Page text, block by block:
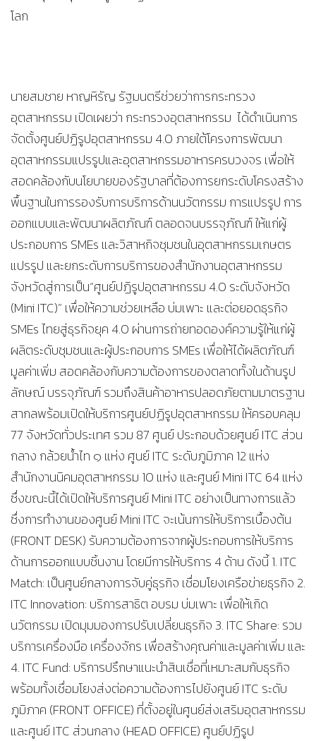
โลก
นายสมชาย หาญหิรัญ รัฐมนตรีช่วยว่าการกระทรวง
อุตสาหกรรม เปิดเผยว่า กระทรวงอุตสาหกรรม ได้ดำเนินการ
จัดตั้งศูนย์ปฏิรูปอุตสาหกรรม 4.0 ภายใต้โครงการพัฒนา
อุตสาหกรรมแปรรูปและอุตสาหกรรมอาหารครบวงจร เพื่อให้
สอดคล้องกับนโยบายของรัฐบาลที่ต้องการยกระดับโครงสร้าง
พื้นฐานในการรองรับการบริการด้านนวัตกรรม การแปรรูป การ
ออกแบบและพัฒนาผลิตภัณฑ์ ตลอดจนบรรจุภัณฑ์ ให้แก่ผู้
ประกอบการ SMEs และวิสาหกิจชุมชนในอุตสาหกรรมเกษตร
แปรรูป และยกระดับการบริการของสำนักงานอุตสาหกรรม
จังหวัดสู่การเป็น“ศูนย์ปฏิรูปอุตสาหกรรม 4.0 ระดับจังหวัด
(Mini ITC)” เพื่อให้ความช่วยเหลือ บ่มเพาะ และต่อยอดธุรกิจ
SMEs ไทยสู่ธุรกิจยุค 4.0 ผ่านการถ่ายทอดองค์ความรู้ให้แก่ผู้
ผลิตระดับชุมชนและผู้ประกอบการ SMEs เพื่อให้ได้ผลิตภัณฑ์
มูลค่าเพิ่ม สอดคล้องกับความต้องการของตลาดทั้งในด้านรูป
ลักษณ์ บรรจุภัณฑ์ รวมถึงสินค้าอาหารปลอดภัยตามมาตรฐาน
สากลพร้อมเปิดให้บริการศูนย์ปฏิรูปอุตสาหกรรม ให้ครอบคลุม
77 จังหวัดทั่วประเทศ รวม 87 ศูนย์ ประกอบด้วยศูนย์ ITC ส่วน
กลาง กล้วยน้ำไท ๑ แห่ง ศูนย์ ITC ระดับภูมิภาค 12 แห่ง
สำนักงานนิคมอุตสาหกรรม 10 แห่ง และศูนย์ Mini ITC 64 แห่ง
ซึ่งขณะนี้ได้เปิดให้บริการศูนย์ Mini ITC อย่างเป็นทางการแล้ว
ซึ่งการทำงานของศูนย์ Mini ITC จะเน้นการให้บริการเบื้องต้น
(FRONT DESK) รับความต้องการจากผู้ประกอบการให้บริการ
ด้านการออกแบบชิ้นงาน โดยมีการให้บริการ 4 ด้าน ดังนี้ 1. ITC
Match: เป็นศูนย์กลางการจับคู่ธุรกิจ เชื่อมโยงเครือข่ายธุรกิจ 2.
ITC Innovation: บริการสาธิต อบรม บ่มเพาะ เพื่อให้เกิด
นวัตกรรม เปิดมุมมองการปรับเปลี่ยนธุรกิจ 3. ITC Share: รวม
บริการเครื่องมือ เครื่องจักร เพื่อสร้างคุณค่าและมูลค่าเพิ่ม และ
4. ITC Fund: บริการปรึกษาแนะนำสินเชื่อที่เหมาะสมกับธุรกิจ
พร้อมทั้งเชื่อมโยงส่งต่อความต้องการไปยังศูนย์ ITC ระดับ
ภูมิภาค (FRONT OFFICE) ที่ตั้งอยู่ในศูนย์ส่งเสริมอุตสาหกรรม
และศูนย์ ITC ส่วนกลาง (HEAD OFFICE) ศูนย์ปฏิรูป